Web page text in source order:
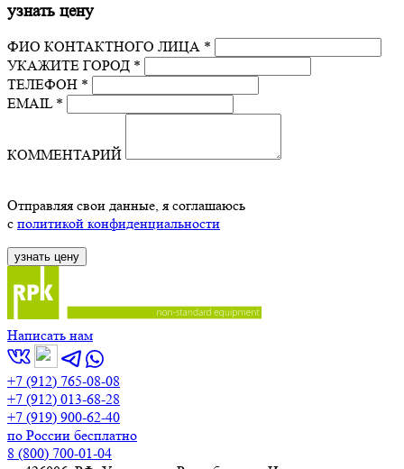
узнать цену
ФИО КОНТАКТНОГО ЛИЦА *
УКАЖИТЕ ГОРОД *
ТЕЛЕФОН *
EMAIL *
КОММЕНТАРИЙ
Отправляя свои данные, я соглашаюсь
с политикой конфиденциальности
Написать нам
+7 (912) 765-08-08
+7 (912) 013-68-28
+7 (919) 900-62-40
по России бесплатно
8 (800) 700-01-04